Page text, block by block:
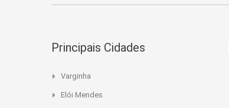
Principais Cidades
Varginha
Elói Mendes